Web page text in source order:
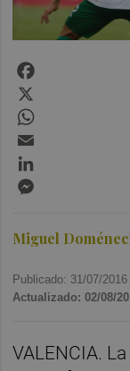
Miguel
Publicado: 31/07/2016
Actualizado: 02/08/
VALENCIA.